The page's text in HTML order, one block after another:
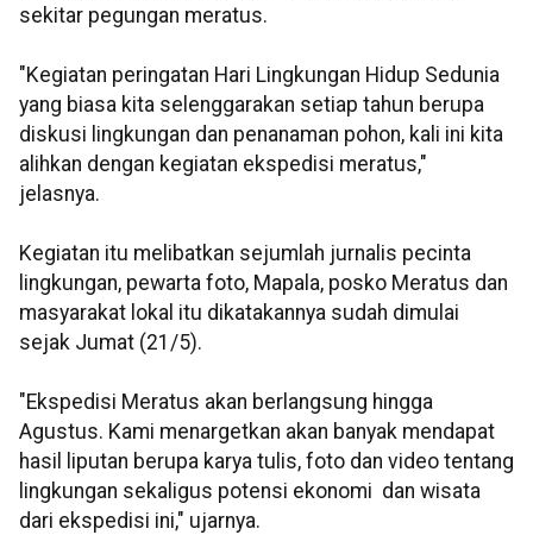
sekitar pegungan meratus.
"Kegiatan peringatan Hari Lingkungan Hidup Sedunia
yang biasa kita selenggarakan setiap tahun berupa
diskusi lingkungan dan penanaman pohon, kali ini kita
alihkan dengan kegiatan ekspedisi meratus,"
jelasnya.
Kegiatan itu melibatkan sejumlah jurnalis pecinta
lingkungan, pewarta foto, Mapala, posko Meratus dan
masyarakat lokal itu dikatakannya sudah dimulai
sejak Jumat (21/5).
"Ekspedisi Meratus akan berlangsung hingga
Agustus. Kami menargetkan akan banyak mendapat
hasil liputan berupa karya tulis, foto dan video tentang
lingkungan sekaligus potensi ekonomi dan wisata
dari ekspedisi ini," ujarnya.